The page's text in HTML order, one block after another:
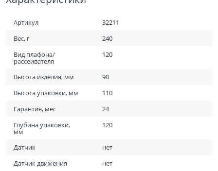
Артикул
32211
Вес, г
240
Вид плафона/
рассеивателя
120
Высота изделия, мм
90
Высота упаковки, мм
110
Гарантия, мес
24
Глубина упаковки,
мм
120
Датчик
нет
Датчик движения
нет